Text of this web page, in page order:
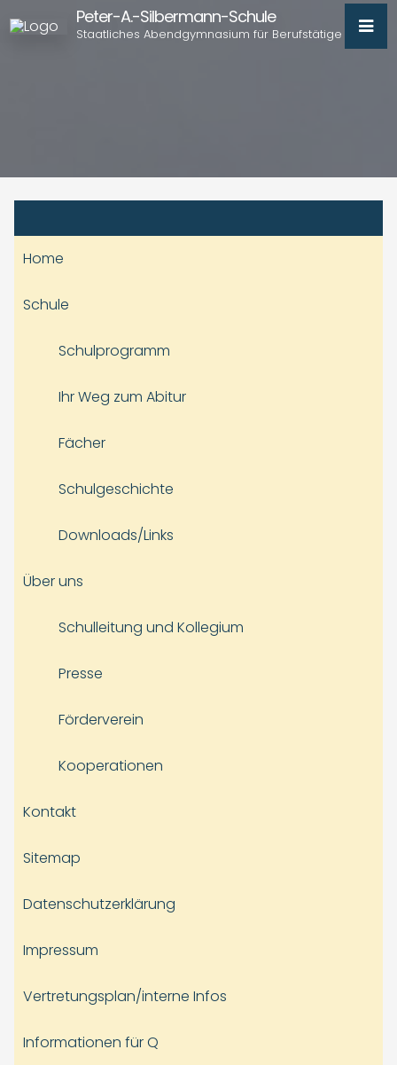
Peter-A.-Silbermann-Schule
Staatliches Abendgymnasium für Berufstätige
Home
Schule
Schulprogramm
Ihr Weg zum Abitur
Fächer
Schulgeschichte
Downloads/Links
Über uns
Schulleitung und Kollegium
Presse
Förderverein
Kooperationen
Kontakt
Sitemap
Datenschutzerklärung
Impressum
Vertretungsplan/interne Infos
Informationen für Q